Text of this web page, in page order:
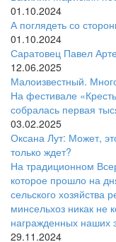
01.10.2024
А поглядеть со
01.10.2024
Саратовец Павел
12.06.2025
Малоизвестный.
На фестивале
собралась первая
03.02.2025
Оксана Лут: Может,
только ждет?
На традиционном
которое прошло на
сельского хозяйства
минсельхоз никак не
награжденных наших
29.11.2024